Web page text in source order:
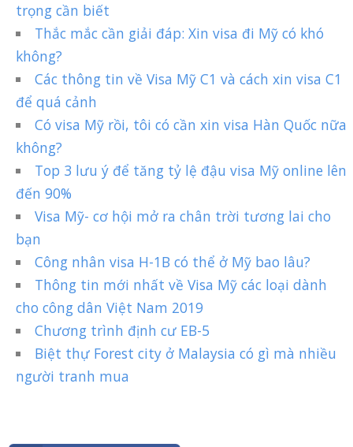
trọng cần biết
Thắc mắc cần giải đáp: Xin visa đi Mỹ có khó
không?
Các thông tin về Visa Mỹ C1 và cách xin visa C1
để quá cảnh
Có visa Mỹ rồi, tôi có cần xin visa Hàn Quốc nữa
không?
Top 3 lưu ý để tăng tỷ lệ đậu visa Mỹ online lên
đến 90%
Visa Mỹ- cơ hội mở ra chân trời tương lai cho
bạn
Công nhân visa H-1B có thể ở Mỹ bao lâu?
Thông tin mới nhất về Visa Mỹ các loại dành
cho công dân Việt Nam 2019
Chương trình định cư EB-5
Biệt thự Forest city ở Malaysia có gì mà nhiều
người tranh mua